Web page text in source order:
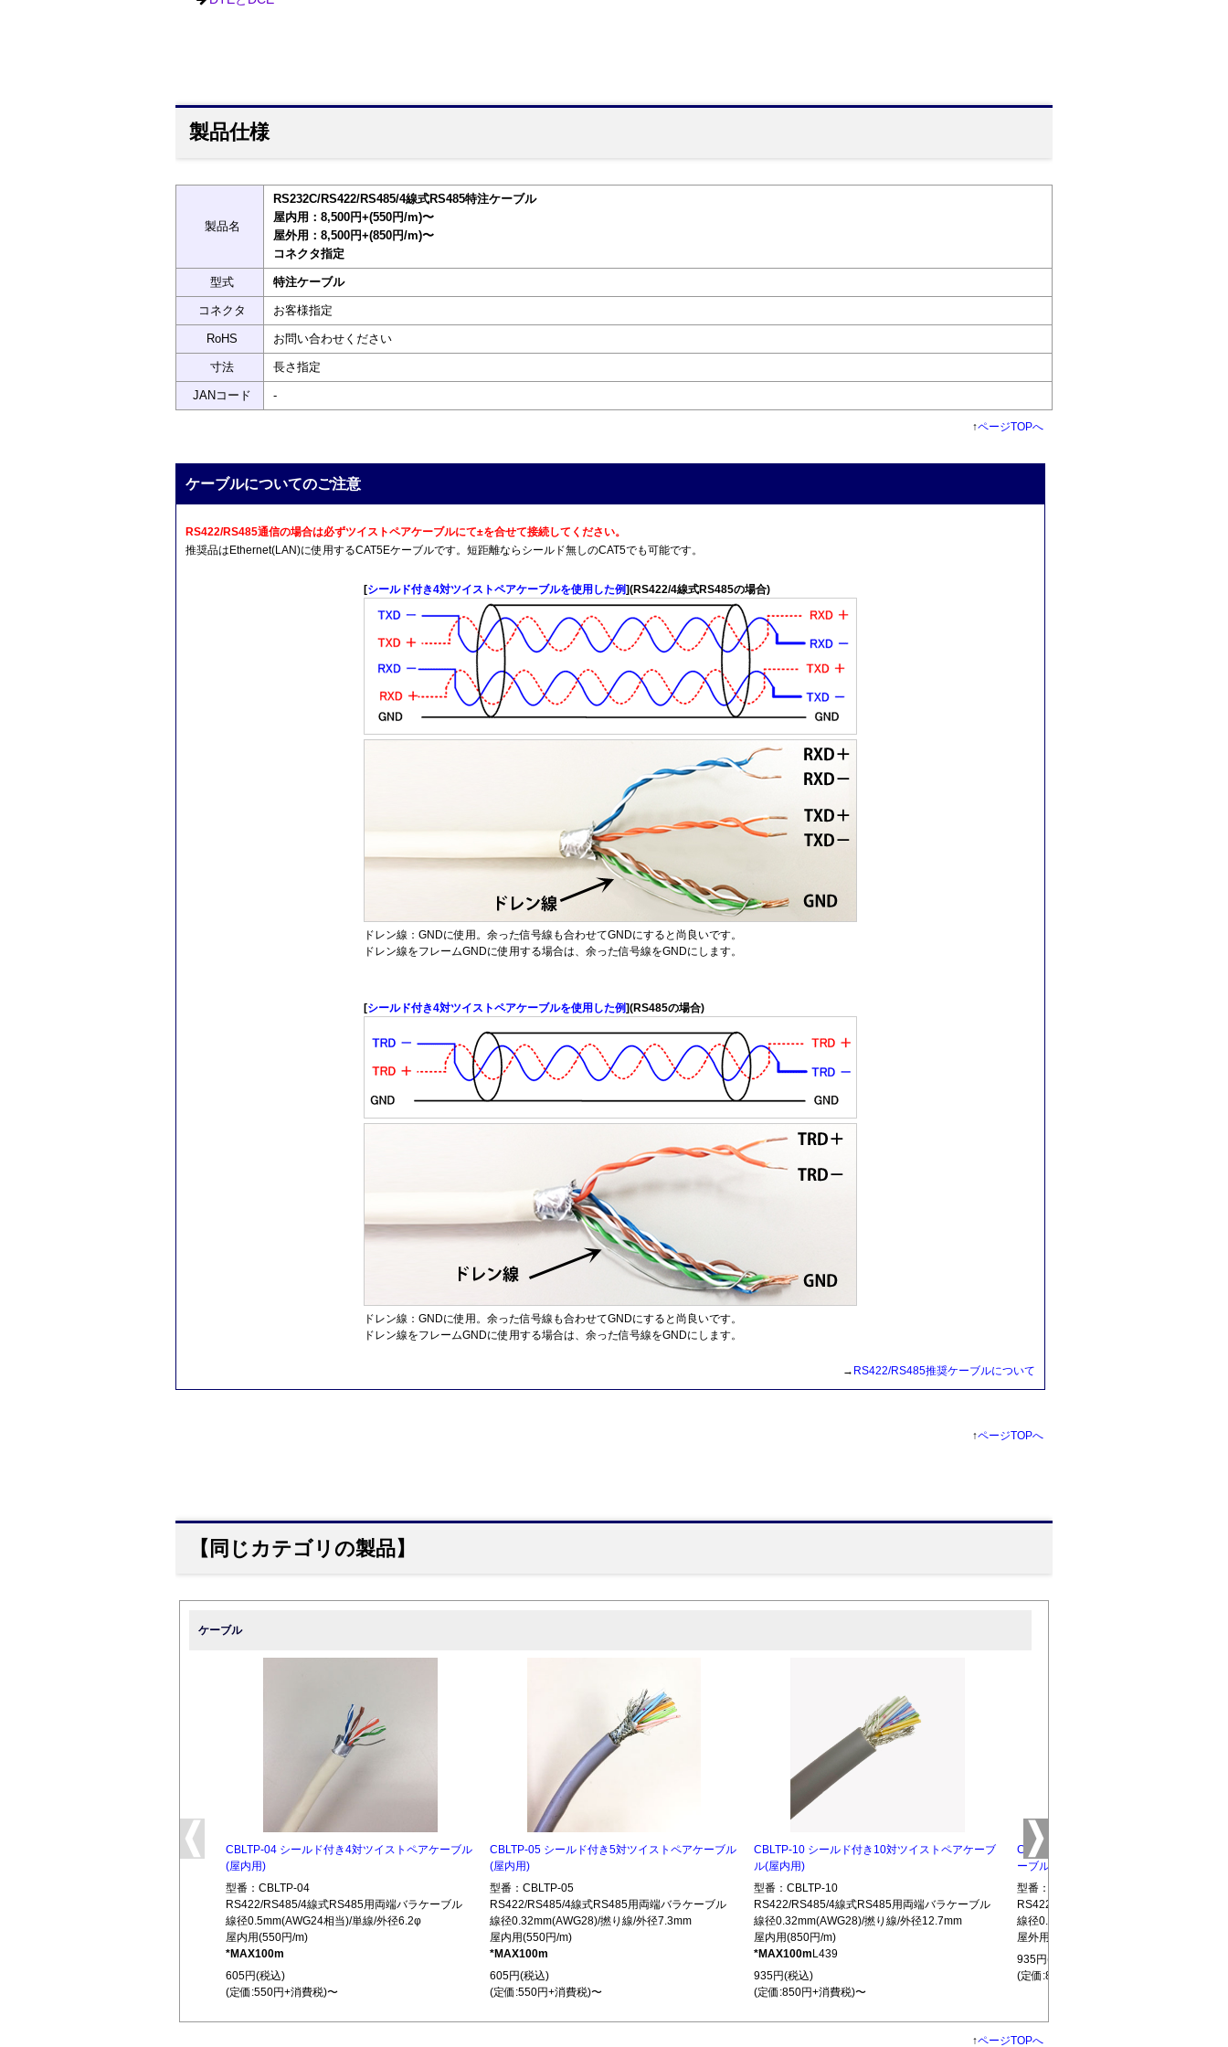
製品仕様
製品名
RS232C/RS422/RS485/4線式RS485特注ケーブル
屋内用：8,500円+(550円/m)〜
屋外用：8,500円+(850円/m)〜
コネクタ指定
型式 特注ケーブル
コネクタ お客様指定
RoHS お問い合わせください
寸法 長さ指定
JANコード -
↑ページTOPへ
ケーブルについてのご注意
RS422/RS485通信の場合は必ずツイストペアケーブルにて±を合せて接続してください。
推奨品はEthernet(LAN)に使用するCAT5Eケーブルです。短距離ならシールド無しのCAT5でも可能です。
[シールド付き4対ツイストペアケーブルを使用した例](RS422/4線式RS485の場合)
ドレン線：GNDに使用。余った信号線も合わせてGNDにすると尚良いです。
ドレン線をフレームGNDに使用する場合は、余った信号線をGNDにします。
[シールド付き4対ツイストペアケーブルを使用した例](RS485の場合)
ドレン線：GNDに使用。余った信号線も合わせてGNDにすると尚良いです。
ドレン線をフレームGNDに使用する場合は、余った信号線をGNDにします。
→ RS422/RS485推奨ケーブルについて
↑ページTOPへ
【同じカテゴリの製品】
ケーブル
CBLTP-04 シールド付き4対ツイストペアケーブル
(屋内用)
型番：CBLTP-04
RS422/RS485/4線式RS485用両端バラケーブル
線径0.5mm(AWG24相当)/単線/外径6.2φ
屋内用(550円/m)
*MAX100m
605円(税込)
(定価:550円+消費税)〜
CBLTP-05 シールド付き5対ツイストペアケーブル
(屋内用)
型番：CBLTP-05
RS422/RS485/4線式RS485用両端バラケーブル
線径0.32mm(AWG28)/撚り線/外径7.3mm
屋内用(550円/m)
*MAX100m
605円(税込)
(定価:550円+消費税)〜
CBLTP-10 シールド付き10対ツイストペアケーブ
ル(屋内用)
型番：CBLTP-10
RS422/RS485/4線式RS485用両端バラケーブル
線径0.32mm(AWG28)/撚り線/外径12.7mm
屋内用(850円/m)
*MAX100m L439
935円(税込)
(定価:850円+消費税)〜
CBLTP-02-OUT シールド付き2対ツイスト
ーブル(屋外用)
型番：CBLTP-02-OUT
RS422/RS485/4線式RS485用両端バラケ
線径0.54mm(AWG24相当)/撚線/外径：
屋外用：(850円/m)
935円(税込)
(定価:850円+消費税)〜
↑ページTOPへ